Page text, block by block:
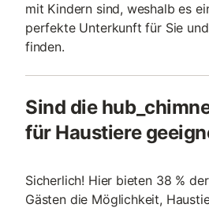
mit Kindern sind, weshalb es
perfekte Unterkunft für Sie
finden.
Sind die
für Haustiere
Sicherlich! Hier bieten 38 %
Gästen die Möglichkeit,